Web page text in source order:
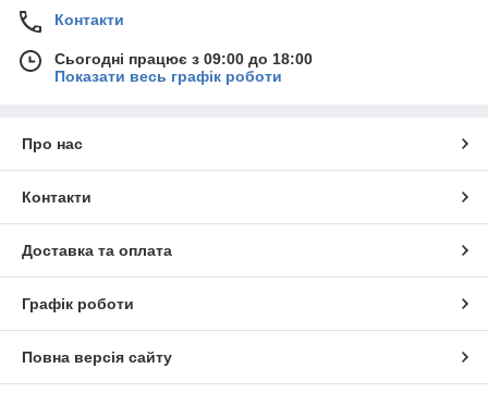
Контакти
Сьогодні працює з 09:00 до 18:00
Показати весь графік роботи
Про нас
Контакти
Доставка та оплата
Графік роботи
Повна версія сайту